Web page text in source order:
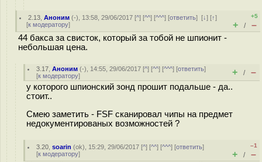
2.13 ,Аноним (-), 13:58, 29/06/2017 [^] [^^] [^^^] [ответить][↓] [↑]
[к модератору]
+5
+ / –
44 бакса за свисток, который за тобой не шпионит -
небольшая цена.
3.17 ,Аноним (-), 14:55, 29/06/2017 [^] [^^] [^^^] [ответить]
[к модератору] + / –
у которого шпионский зонд прошит подальше - да..
стоит..
Смею заметить - FSF сканировал чипы на предмет
недокументированых возможностей ?
3.20 ,soarin (ok), 15:29, 29/06/2017 [^] [^^] [^^^] [ответить]
[к модератору]
–1
+ / –